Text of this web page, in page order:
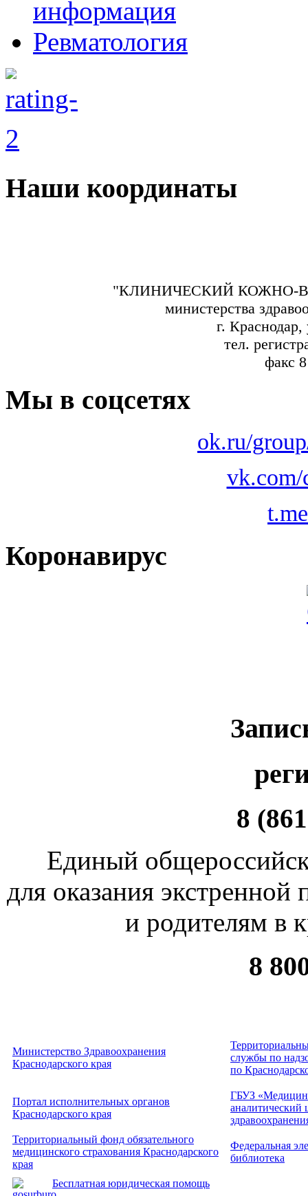
информация
Ревматология
Наши координаты
"КЛИНИЧЕСКИЙ КОЖНО-
министерства
г.
тел.
факс
Мы в соцсетях
ok.ru/
vk.com/
Коронавирус
8
Единый
для оказания
и родителям в
8
Министерство Здравоохранения
Краснодарского края
службы по
по
Портал исполнительных органов
Краснодарского края
ГБУЗ
аналитический
Территориальный фонд обязательного
медицинского страхования Краснодарского
края
Федеральная
библиотека
Бесплатная юридическая помощь